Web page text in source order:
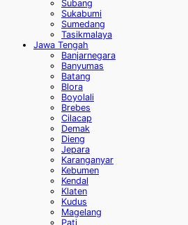
Subang
Sukabumi
Sumedang
Tasikmalaya
Jawa Tengah
Banjarnegara
Banyumas
Batang
Blora
Boyolali
Brebes
Cilacap
Demak
Dieng
Jepara
Karanganyar
Kebumen
Kendal
Klaten
Kudus
Magelang
Pati